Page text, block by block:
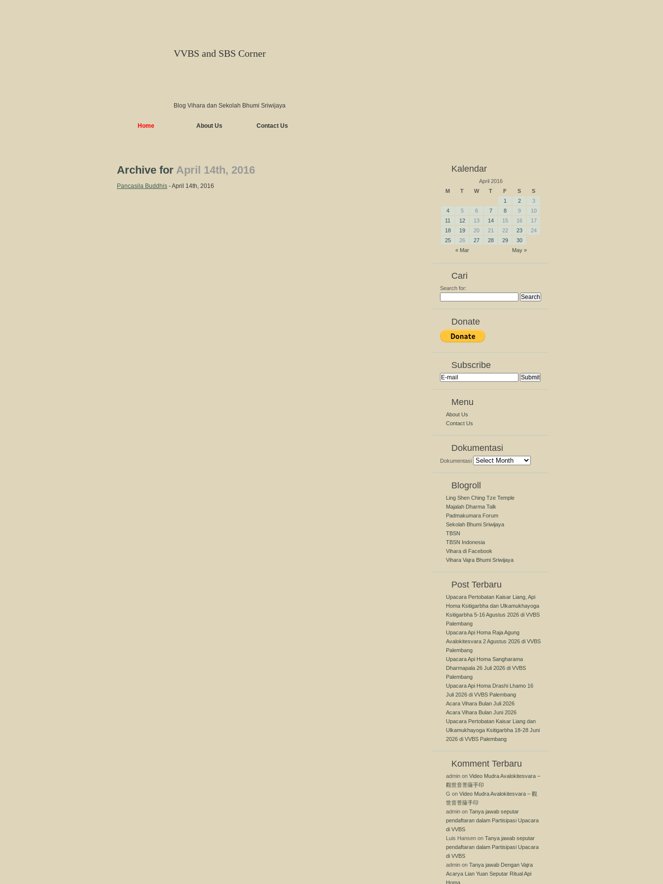
VVBS and SBS Corner
Blog Vihara dan Sekolah Bhumi Sriwijaya
Home About Us Contact Us
Archive for April 14th, 2016
Pancasila Buddhis - April 14th, 2016
Kalendar
April 2016
M
T W T F S S
« Mar May »
1 2
3
4
5 6 7 8 9
10
11
12 13 14 15 16
17
18
19 20 21 22 23
24
25
26 27 28 29 30
Cari
Search for:
Donate
Subscribe
Menu
About Us
Contact Us
Dokumentasi
Dokumentasi
Blogroll
Ling Shen Ching Tze Temple
Majalah Dharma Talk
Padmakumara Forum
Sekolah Bhumi Sriwijaya
TBSN
TBSN Indonesia
Vihara di Facebook
Vihara Vajra Bhumi Sriwijaya
Post Terbaru
Upacara Pertobatan Kaisar Liang, Api
Homa Ksitigarbha dan Ulkamukhayoga
Ksitigarbha 5-16 Agustus 2026 di VVBS
Palembang
Upacara Api Homa Raja Agung
Avalokitesvara 2 Agustus 2026 di VVBS
Palembang
Upacara Api Homa Sangharama
Dharmapala 26 Juli 2026 di VVBS
Palembang
Upacara Api Homa Drashi Lhamo 16
Juli 2026 di VVBS Palembang
Acara Vihara Bulan Juli 2026
Acara Vihara Bulan Juni 2026
Upacara Pertobatan Kaisar Liang dan
Ulkamukhayoga Ksitigarbha 18-28 Juni
2026 di VVBS Palembang
Komment Terbaru
admin on Video Mudra Avalokitesvara –
觀世音菩薩手印
G on Video Mudra Avalokitesvara – 觀
世音菩薩手印
admin on Tanya jawab seputar
pendaftaran dalam Partisipasi Upacara
di VVBS
Luis Hansen on Tanya jawab seputar
pendaftaran dalam Partisipasi Upacara
di VVBS
admin on Tanya jawab Dengan Vajra
Acarya Lian Yuan Seputar Ritual Api
Homa